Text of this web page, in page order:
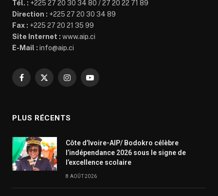
Tél. : +225 27 20 30 34 80 / 27 20 22 71 89
Direction : +225 27 20 30 34 89
Fax : +225 27 20 21 35 99
Site Internet : www.aip.ci
E-Mail : info@aip.ci
Facebook
X
InstagramYouTube
PLUS RÉCENTS
Côte d’Ivoire-AIP/ Bodokro célèbre
l’indépendance 2026 sous le signe de
l’excellence scolaire
8 AOÛT 2026